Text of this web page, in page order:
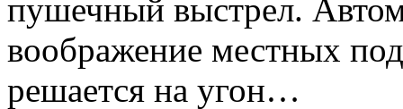
пушечный выстрел.
воображение местных
решается на угон…